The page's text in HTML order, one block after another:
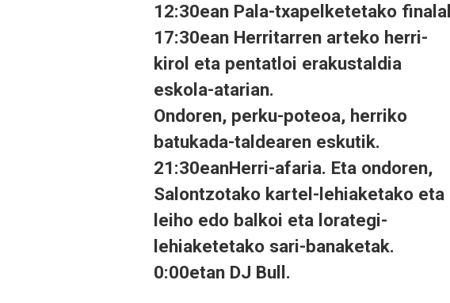
12:30ean Pala-txapelketetako
17:30ean Herritarren arteko herri-
kirol eta pentatloi erakustaldia
eskola-atarian.
Ondoren, perku-poteoa, herriko
batukada-taldearen eskutik.
21:30eanHerri-afaria. Eta ondoren,
Salontzotako kartel-lehiaketako eta
leiho edo balkoi eta lorategi-
lehiaketetako sari-banaketak.
0:00etan DJ Bull.